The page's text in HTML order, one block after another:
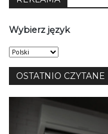
Wybierz język
Wybierz
język
OSTATNIO CZYTANE